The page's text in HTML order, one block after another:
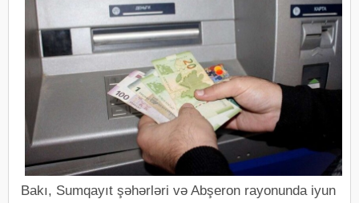
Bakı, Sumqayıt şəhərləri və Abşeron rayonunda iyun